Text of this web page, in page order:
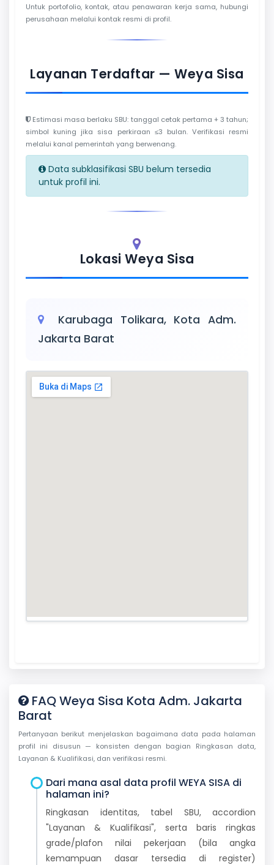
Untuk portofolio, kontak, atau penawaran kerja sama, hubungi
perusahaan melalui kontak resmi di profil.
Layanan Terdaftar — Weya Sisa
Estimasi masa berlaku SBU: tanggal cetak pertama + 3 tahun;
simbol kuning jika sisa perkiraan ≤3 bulan. Verifikasi resmi
melalui kanal pemerintah yang berwenang.
Data subklasifikasi SBU belum tersedia
untuk profil ini.
Lokasi Weya Sisa
Karubaga Tolikara, Kota Adm.
Jakarta Barat
FAQ Weya Sisa Kota Adm. Jakarta
Barat
Pertanyaan berikut menjelaskan bagaimana data pada halaman
profil ini disusun — konsisten dengan bagian Ringkasan data,
Layanan & Kualifikasi, dan verifikasi resmi.
Dari mana asal data profil WEYA SISA di
halaman ini?
Ringkasan identitas, tabel SBU, accordion
"Layanan & Kualifikasi", serta baris ringkas
grade/plafon nilai pekerjaan (bila angka
kemampuan dasar tersedia di register)